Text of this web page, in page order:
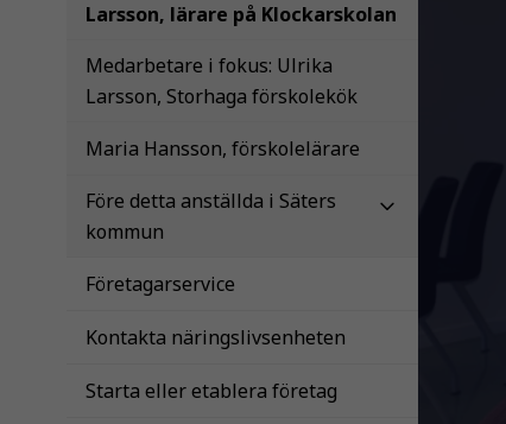
Larsson, lärare på Klockarskolan
Medarbetare i fokus: Ulrika
Larsson, Storhaga förskolekök
Maria Hansson, förskolelärare
Före detta anställda i Säters
kommun
Företagarservice
Kontakta näringslivsenheten
Starta eller etablera företag